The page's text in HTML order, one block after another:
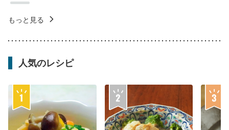
もっと見る
人気のレシピ